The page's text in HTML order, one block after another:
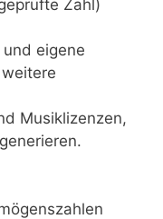
Zahl)
eigene
Musiklizenzen,